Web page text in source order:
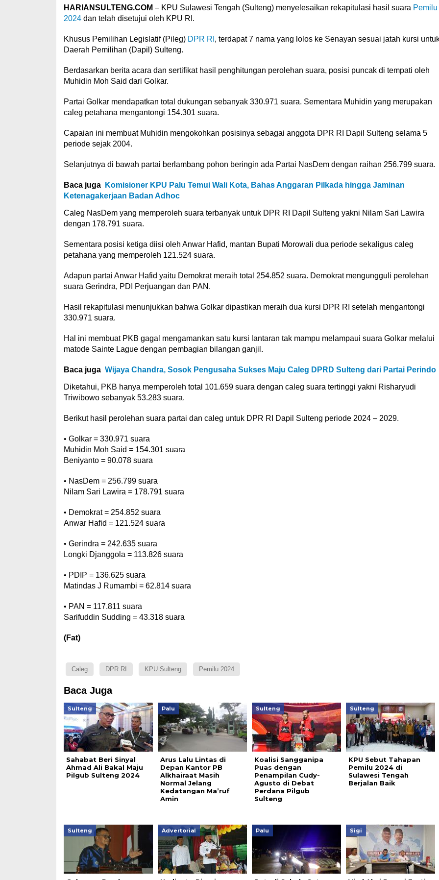
HARIANSULTENG.COM – KPU Sulawesi Tengah (Sulteng) menyelesaikan rekapitulasi hasil suara Pemilu
2024dan telah disetujui oleh KPU RI.
Khusus Pemilihan Legislatif (Pileg) DPR RI , terdapat 7 nama yang lolos ke Senayan sesuai jatah kursi
Daerah Pemilihan (Dapil) Sulteng.
Berdasarkan berita acara dan sertifikat hasil penghitungan perolehan suara, posisi puncak di tempati oleh
Muhidin Moh Said dari Golkar.
Partai Golkar mendapatkan total dukungan sebanyak 330.971 suara. Sementara Muhidin yang merupakan
caleg petahana mengantongi 154.301 suara.
Capaian ini membuat Muhidin mengokohkan posisinya sebagai anggota DPR RI Dapil Sulteng selama 5
periode sejak 2004.
Selanjutnya di bawah partai berlambang pohon beringin ada Partai NasDem dengan raihan 256.799 suara.
Baca juga
Komisioner KPU Palu Temui Wali Kota, Bahas Anggaran Pilkada hingga Jaminan
Ketenagakerjaan Badan Adhoc
Caleg NasDem yang memperoleh suara terbanyak untuk DPR RI Dapil Sulteng yakni Nilam Sari Lawira
dengan 178.791 suara.
Sementara posisi ketiga diisi oleh Anwar Hafid, mantan Bupati Morowali dua periode sekaligus caleg
petahana yang memperoleh 121.524 suara.
Adapun partai Anwar Hafid yaitu Demokrat meraih total 254.852 suara. Demokrat mengungguli perolehan
suara Gerindra, PDI Perjuangan dan PAN.
Hasil rekapitulasi menunjukkan bahwa Golkar dipastikan meraih dua kursi DPR RI setelah mengantongi
330.971 suara.
Hal ini membuat PKB gagal mengamankan satu kursi lantaran tak mampu melampaui suara Golkar melalui
matode Sainte Lague dengan pembagian bilangan ganjil.
Baca juga Wijaya Chandra, Sosok Pengusaha Sukses Maju Caleg DPRD Sulteng dari Partai Perindo
Diketahui, PKB hanya memperoleh total 101.659 suara dengan caleg suara tertinggi yakni Risharyudi
Triwibowo sebanyak 53.283 suara.
Berikut hasil perolehan suara partai dan caleg untuk DPR RI Dapil Sulteng periode 2024 – 2029.
• Golkar = 330.971 suara
Muhidin Moh Said = 154.301 suara
Beniyanto = 90.078 suara
• NasDem = 256.799 suara
Nilam Sari Lawira = 178.791 suara
• Demokrat = 254.852 suara
Anwar Hafid = 121.524 suara
• Gerindra = 242.635 suara
Longki Djanggola = 113.826 suara
• PDIP = 136.625 suara
Matindas J Rumambi = 62.814 suara
• PAN = 117.811 suara
Sarifuddin Sudding = 43.318 suara
(Fat)
Caleg DPR RI KPU Sulteng Pemilu 2024
Baca Juga
Sulteng
Sahabat Beri Sinyal
Ahmad Ali Bakal Maju
Pilgub Sulteng 2024
Palu
Arus Lalu Lintas di
Depan Kantor PB
Alkhairaat Masih
Normal Jelang
Kedatangan Ma’ruf
Amin
Sulteng
Koalisi Sangganipa
Puas dengan
Penampilan Cudy-
Agusto di Debat
Perdana Pilgub
Sulteng
Sulteng
KPU Sebut Tahapan
Pemilu 2024 di
Sulawesi Tengah
Berjalan Baik
Sulteng Advertorial Palu Sigi